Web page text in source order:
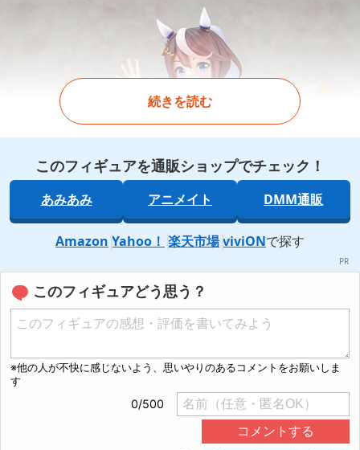
続きを読む
このフィギュアを通販ショップでチェック！
あみあみ アニメイト DMM通販
Amazon Yahoo！ 楽天市場 viviONで探す
このフィギュアどう思う？